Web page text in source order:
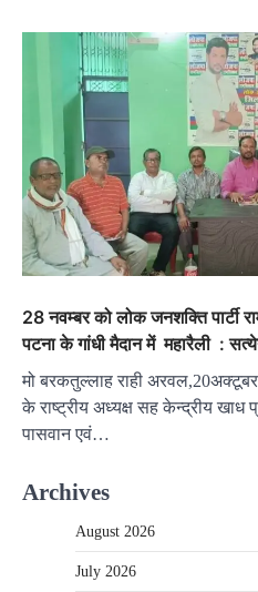
28 नवम्बर को लोक जनशक्ति पार्टी
पटना के गांधी मैदान में महारैली :
मो बरकतुल्लाह राही
के राष्ट्रीय अध्यक्ष सह केन्द्रीय खाध
पासवान एवं…
Archives
August 2026
July 2026